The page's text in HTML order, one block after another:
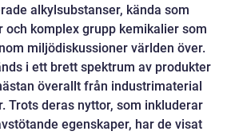
alkylsubstanser, kända som
och komplex grupp kemikalier som
miljödiskussioner världen över.
i ett brett spektrum av produkter
överallt från industrimaterial
Trots deras nyttor, som inkluderar
egenskaper, har de visat